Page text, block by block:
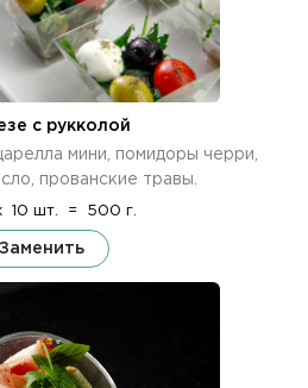
с рукколой
мини, помидоры черри,
прованские травы.
10 шт. = 500 г.
Заменить